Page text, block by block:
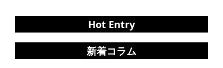
Hot Entry
新着コラム